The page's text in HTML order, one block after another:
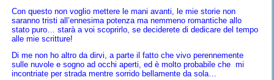
Con questo non voglio mettere le mani avanti, le mie storie non
saranno tristi all’ennesima potenza ma nemmeno romantiche allo
stato puro… starà a voi scoprirlo, se deciderete di dedicare del tempo
alle mie scritture!
Di me non ho altro da dirvi, a parte il fatto che vivo perennemente
sulle nuvole e sogno ad occhi aperti, ed è molto probabile che mi
incontriate per strada mentre sorrido bellamente da sola…